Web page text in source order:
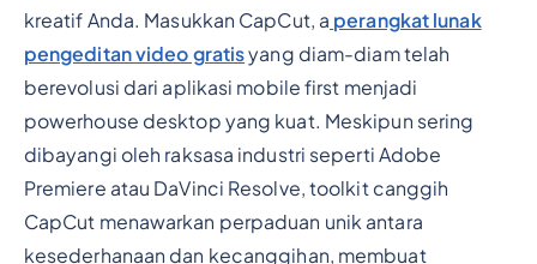
kreatif Anda. Masukkan CapCut, a perangkat lunak
pengeditan video gratisyang diam-diam telah
berevolusi dari aplikasi mobile first menjadi
powerhouse desktop yang kuat. Meskipun sering
dibayangi oleh raksasa industri seperti Adobe
Premiere atau DaVinci Resolve, toolkit canggih
CapCut menawarkan perpaduan unik antara
kesederhanaan dan kecanggihan, membuat